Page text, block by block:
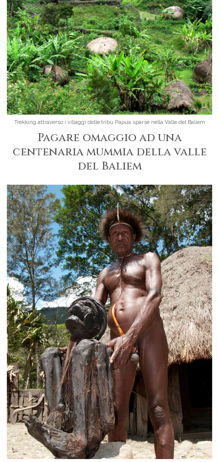
Trekking attraverso i villaggi delle tribù Papua sparse nella Valle del Baliem
Pagare omaggio ad una
centenaria mummia della valle
del Baliem